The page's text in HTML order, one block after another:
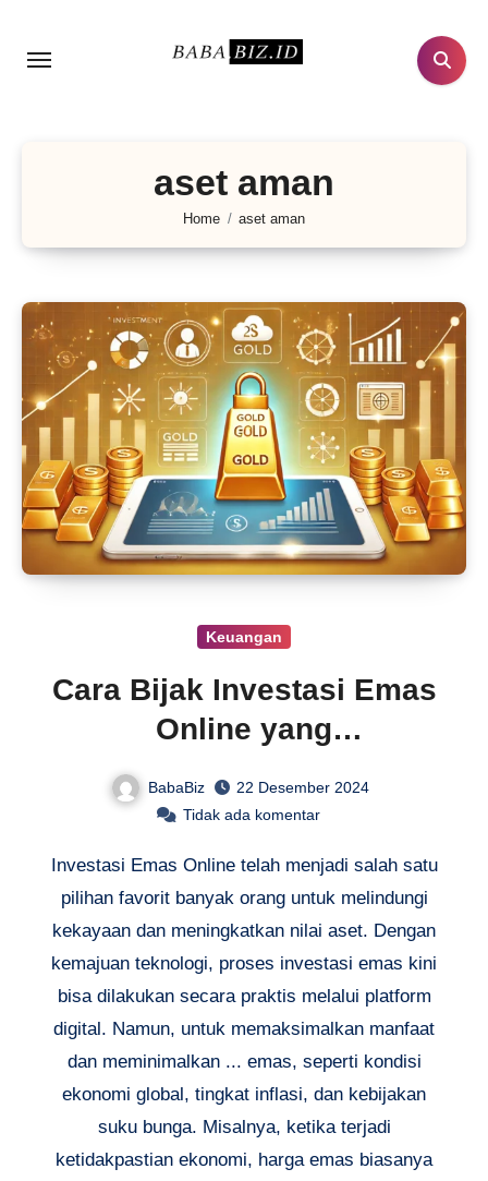
aset aman
Home aset aman
Keuangan
Cara Bijak Investasi Emas
Online yang
Menguntungkan
BabaBiz
22 Desember 2024
Tidak ada komentar
Investasi Emas Online telah menjadi salah satu
pilihan favorit banyak orang untuk melindungi
kekayaan dan meningkatkan nilai aset. Dengan
kemajuan teknologi, proses investasi emas kini
bisa dilakukan secara praktis melalui platform
digital. Namun, untuk memaksimalkan manfaat
dan meminimalkan ... emas, seperti kondisi
ekonomi global, tingkat inflasi, dan kebijakan
suku bunga. Misalnya, ketika terjadi
ketidakpastian ekonomi, harga emas biasanya